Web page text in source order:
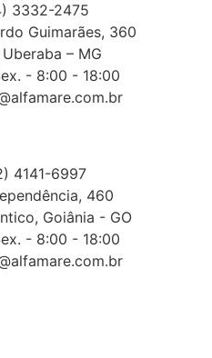
3332-2475
Guimarães, 360
– MG
- 8:00 - 18:00
4141-6997
460
Goiânia - GO
- 8:00 - 18:00